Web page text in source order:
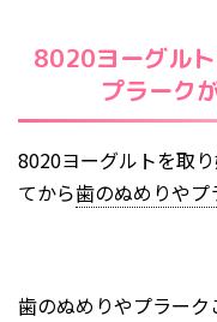
8020ヨーグル
プラーク
8020ヨーグルトを取
てから歯のぬめりや
歯のぬめりやプラー